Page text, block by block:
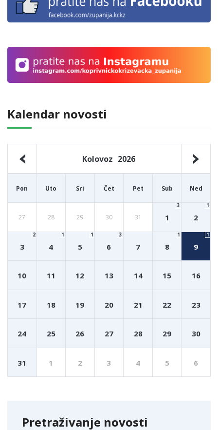
Kalendar novosti
Kolovoz 2026
Pon Uto Sri Čet Pet Sub Ned
27 28 29 30 31 1
3
2
1
3
2
4
1
5
1
6
3
7 8
1
9
1
10 11 12 13 14 15 16
17 18 19 20 21 22 23
24 25 26 27 28 29 30
31 1 2 3 4 5 6
Pretraživanje novosti